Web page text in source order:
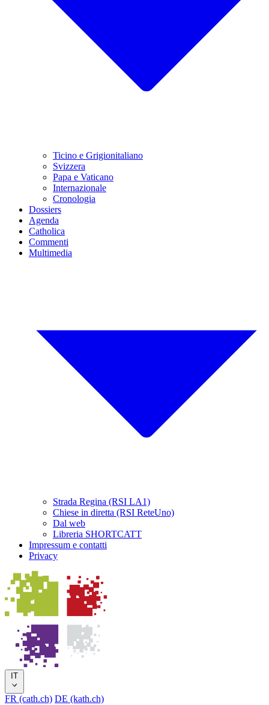
Ticino e Grigionitaliano
Svizzera
Papa e Vaticano
Internazionale
Cronologia
Dossiers
Agenda
Catholica
Commenti
Multimedia
Strada Regina (RSI LA1)
Chiese in diretta (RSI ReteUno)
Dal web
Libreria SHORTCATT
Impressum e contatti
Privacy
IT
FR (cath.ch) DE (kath.ch)